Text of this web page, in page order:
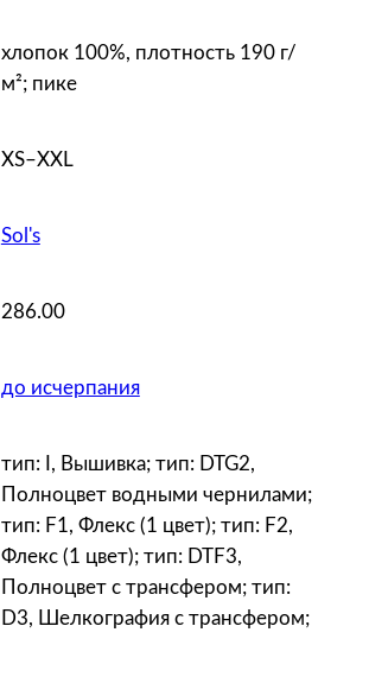
хлопок 100%, плотность 190 г/
м²; пике
XS–XXL
Sol's
286.00
до исчерпания
тип: I, Вышивка; тип: DTG2,
Полноцвет водными чернилами;
тип: F1, Флекс (1 цвет); тип: F2,
Флекс (1 цвет); тип: DTF3,
Полноцвет с трансфером; тип:
D3, Шелкография с трансфером;